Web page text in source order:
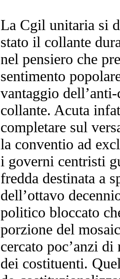
La Cgil unitaria si
stato il collante
nel pensiero che
sentimento
vantaggio
collante. Acuta
completare sul
la conventio ad
i governi centristi
fredda destinata a
dell’ottavo
politico bloccato
porzione del
cercato poc’anzi
dei costituenti.